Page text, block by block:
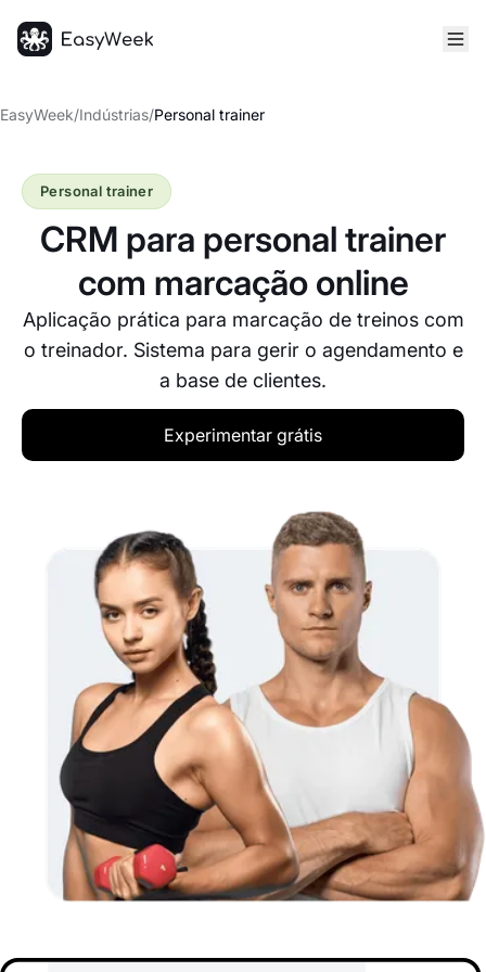
EasyWeek/Indústrias/Personal trainer
CRM para personal trainer
com marcação online
Aplicação prática para marcação de treinos com
o treinador. Sistema para gerir o agendamento e
a base de clientes.
Personal trainer
Experimentar grátis